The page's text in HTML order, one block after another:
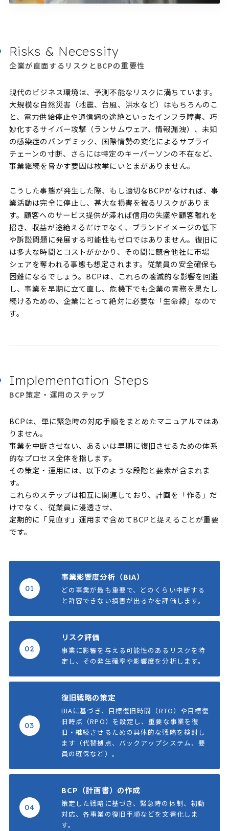
Risks & Necessity
企業が直面するリスクとBCPの重要性
現代のビジネス環境は、予測不能なリスクに満ちています。
大規模な自然災害（地震、台風、洪水など）はもちろんのこ
と、電力供給停止や通信網の途絶といったインフラ障害、巧
妙化するサイバー攻撃（ランサムウェア、情報漏洩）、未知
の感染症のパンデミック、国際情勢の変化によるサプライ
チェーンの寸断、さらには特定のキーパーソンの不在など、
事業継続を脅かす要因は枚挙にいとまがありません。
こうした事態が発生した際、もし適切なBCPがなければ、事
業活動は完全に停止し、甚大な損害を被るリスクがありま
す。顧客へのサービス提供が滞れば信用の失墜や顧客離れを
招き、収益が途絶えるだけでなく、ブランドイメージの低下
や訴訟問題に発展する可能性もゼロではありません。復旧に
は多大な時間とコストがかかり、その間に競合他社に市場
シェアを奪われる事態も想定されます。従業員の安全確保も
困難になるでしょう。BCPは、これらの壊滅的な影響を回避
し、事業を早期に立て直し、危機下でも企業の責務を果たし
続けるための、企業にとって絶対に必要な「生命線」なので
す。
Implementation Steps
BCP策定・運用のステップ
BCPは、単に緊急時の対応手順をまとめたマニュアルではあ
りません。
事業を中断させない、あるいは早期に復旧させるための体系
的なプロセス全体を指します。
その策定・運用には、以下のような段階と要素が含まれま
す。
これらのステップは相互に関連しており、計画を「作る」だ
けでなく、従業員に浸透させ、
定期的に「見直す」運用まで含めてBCPと捉えることが重要
です。
01
事業影響度分析（BIA）
どの事業が最も重要で、どのくらい中断する
と許容できない損害が出るかを評価します。
02
リスク評価
事業に影響を与える可能性のあるリスクを特
定し、その発生確率や影響度を分析します。
03
復旧戦略の策定
BIAに基づき、目標復旧時間（RTO）や目標復
旧時点（RPO）を設定し、重要な事業を復
旧・継続させるための具体的な戦略を検討し
ます（代替拠点、バックアップシステム、要
員の確保など）。
04
BCP（計画書）の作成
策定した戦略に基づき、緊急時の体制、初動
対応、各事業の復旧手順などを文書化しま
す。